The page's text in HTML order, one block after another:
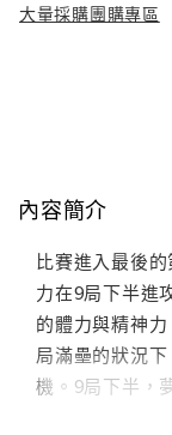
大量採購團購專區
內容簡介
比賽進入最後
力在9局下半進
的體力與精神
局滿壘的狀況
機。9局下半，